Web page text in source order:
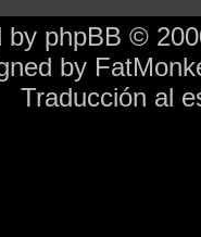
by phpBB ©
by
Traducción al